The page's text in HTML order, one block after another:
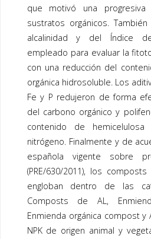
que motivó una
sustratos orgánicos.
alcalinidad y del Índice
empleado para evaluar la
con una reducción del
orgánica hidrosoluble. Los
Fe y P redujeron de forma
del carbono orgánico y
contenido de
nitrógeno. Finalmente y de
española vigente sobre
(PRE/630/2011), los composts
engloban dentro de las
Composts de AL,
Enmienda orgánica compost y
NPK de origen animal y